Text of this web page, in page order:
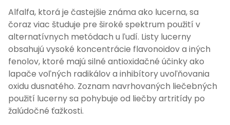
Alfalfa, ktorá je častejšie známa ako lucerna, sa
čoraz viac študuje pre široké spektrum použití v
alternatívnych metódach u ľudí. Listy lucerny
obsahujú vysoké koncentrácie flavonoidov a iných
fenolov, ktoré majú silné antioxidačné účinky ako
lapače voľných radikálov a inhibítory uvoľňovania
oxidu dusnatého. Zoznam navrhovaných liečebných
použití lucerny sa pohybuje od liečby artritídy po
žalúdočné ťažkosti.